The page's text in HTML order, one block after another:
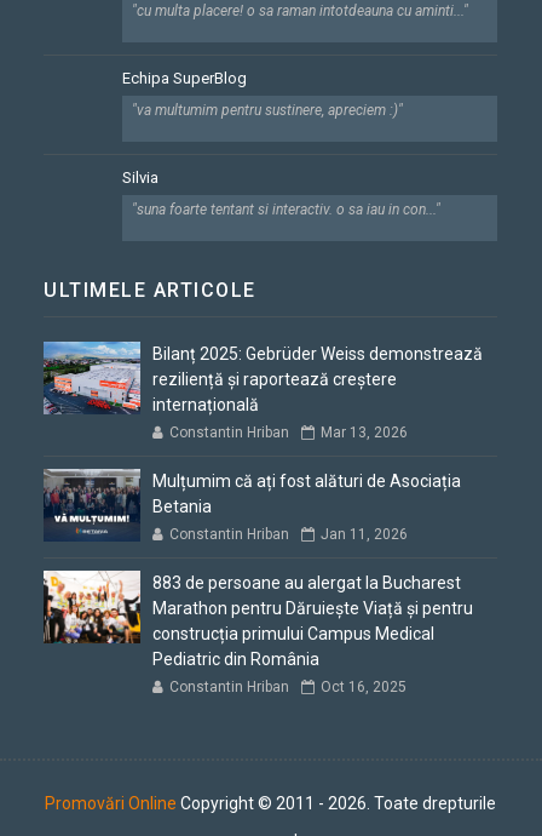
"cu multa placere! o sa raman intotdeauna cu aminti..."
Echipa SuperBlog
"va multumim pentru sustinere, apreciem :)"
Silvia
"suna foarte tentant si interactiv. o sa iau in con..."
ULTIMELE ARTICOLE
Bilanț 2025: Gebrüder Weiss demonstrează
reziliență și raportează creștere
internațională
Constantin Hriban Mar 13, 2026
Mulțumim că ați fost alături de Asociația
Betania
Constantin Hriban Jan 11, 2026
883 de persoane au alergat la Bucharest
Marathon pentru Dăruiește Viață și pentru
construcția primului Campus Medical
Pediatric din România
Constantin Hriban Oct 16, 2025
Promovări Online Copyright © 2011 - 2026. Toate drepturile